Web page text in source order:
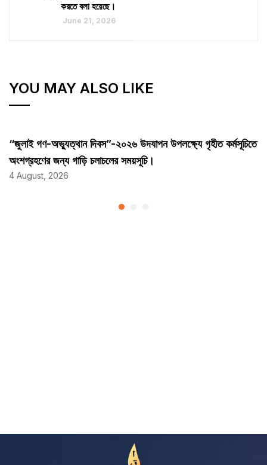
করতে বলা হয়েছে।
June 21, 2026
YOU MAY ALSO LIKE
“জুলাই গণ-অভ্যুত্থান দিবস”-২০২৬ উদযাপন উপলক্ষ্যে গৃহীত কর্মসূচিতে
অংশগ্রহণের জন্য গাড়ি চলাচলের সময়সূচি।
4 August, 2026